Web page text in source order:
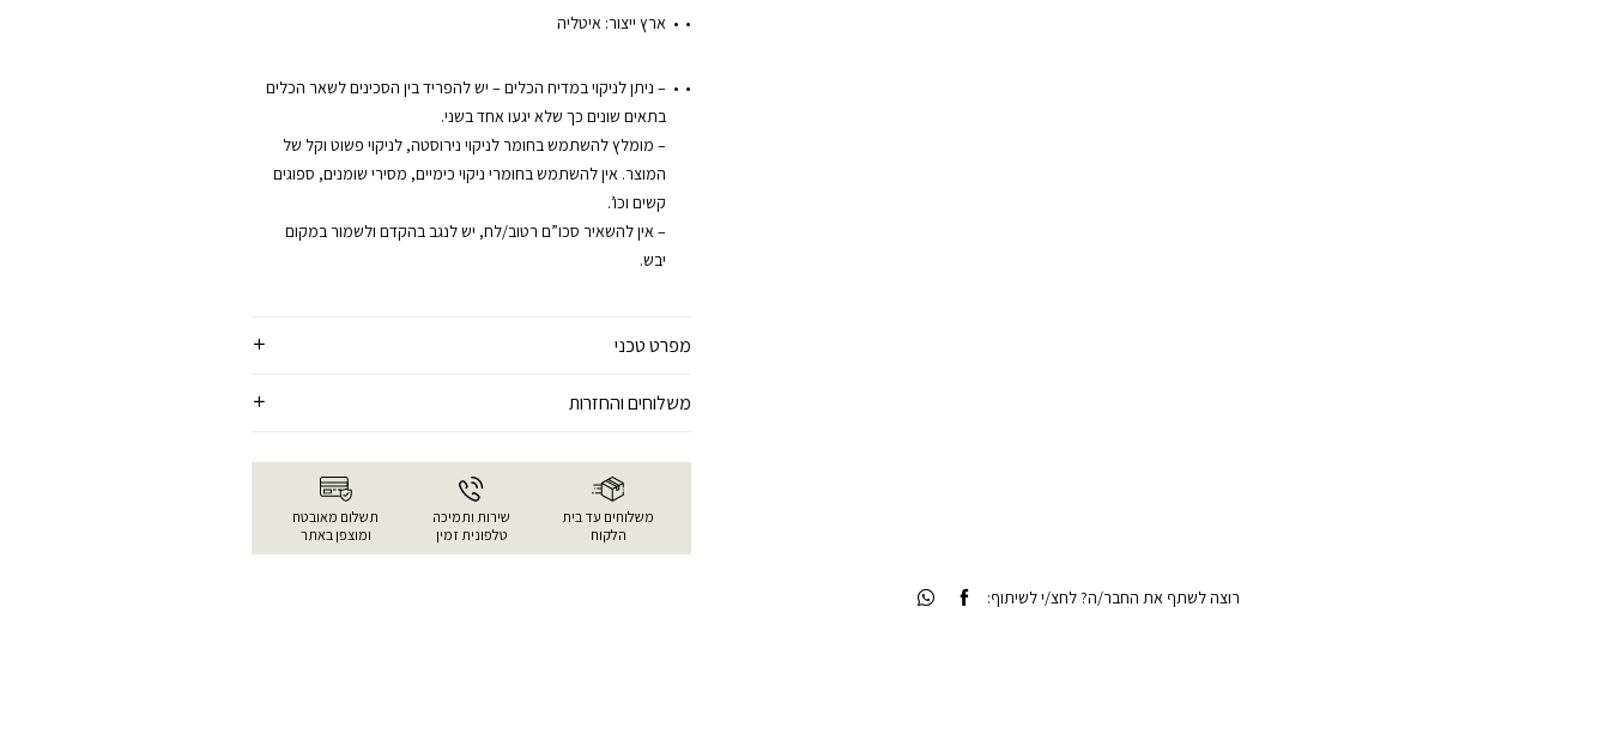
ארץ ייצור: איטליה
– ניתן לניקוי במדיח הכלים – יש להפריד בין הסכינים לשאר הכלים
בתאים שונים כך שלא יגעו אחד בשני.
– מומלץ להשתמש בחומר לניקוי נירוסטה, לניקוי פשוט וקל של
המוצר. אין להשתמש בחומרי ניקוי כימיים, מסירי שומנים, ספוגים
קשים וכו’.
– אין להשאיר סכו”ם רטוב/לח, יש לנגב בהקדם ולשמור במקום
יבש.
מפרט טכני
משלוחים והחזרות
משלוחים עד בית
הלקוח
שירות ותמיכה
טלפונית זמין
תשלום מאובטח
ומוצפן באתר
רוצה לשתף את החבר/ה? לחצ/י לשיתוף: